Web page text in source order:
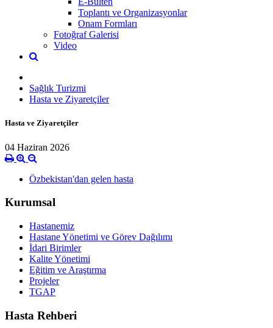
Toplantı ve Organizasyonlar
Onam Formları
Fotoğraf Galerisi
Video
Sağlık Turizmi
Hasta ve Ziyaretçiler
Hasta ve Ziyaretçiler
04 Haziran 2026
Özbekistan'dan gelen hasta
Kurumsal
Hastanemiz
Hastane Yönetimi ve Görev Dağılımı
İdari Birimler
Kalite Yönetimi
Eğitim ve Araştırma
Projeler
TGAP
Hasta Rehberi